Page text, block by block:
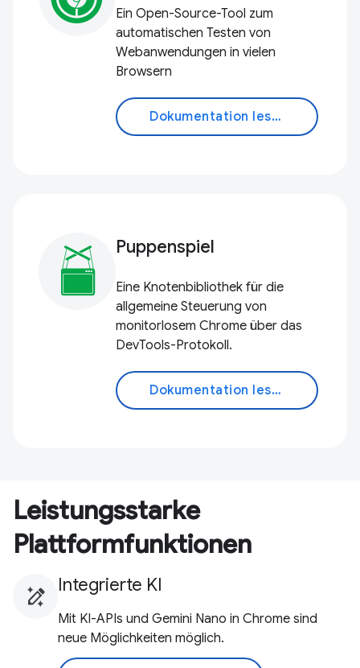
Ein Open-Source-Tool zum
automatischen Testen von
Webanwendungen in vielen
Browsern
Dokumentation lesen
Puppenspiel
Eine Knotenbibliothek für die
allgemeine Steuerung von
monitorlosem Chrome über das
DevTools-Protokoll.
Dokumentation lesen
Leistungsstarke
Plattformfunktionen
Integrierte KI
Mit KI-APIs und Gemini Nano in Chrome sind
neue Möglichkeiten möglich.